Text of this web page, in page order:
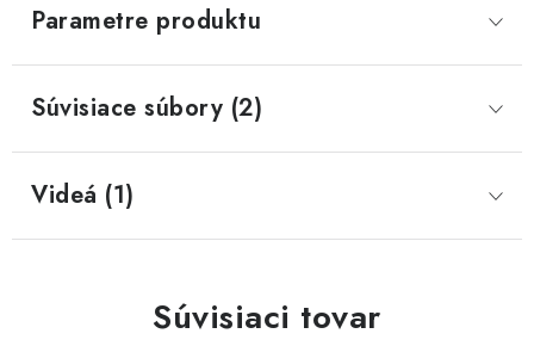
Parametre produktu
Súvisiace súbory (2)
Videá (1)
Súvisiaci tovar